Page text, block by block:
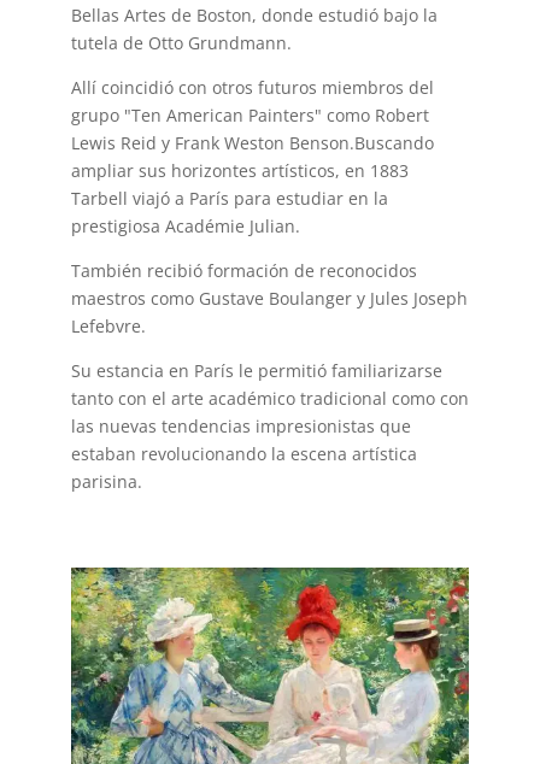
Bellas Artes de Boston, donde estudió bajo la
tutela de Otto Grundmann.
Allí coincidió con otros futuros miembros del
grupo "Ten American Painters" como Robert
Lewis Reid y Frank Weston Benson.Buscando
ampliar sus horizontes artísticos, en 1883
Tarbell viajó a París para estudiar en la
prestigiosa Académie Julian.
También recibió formación de reconocidos
maestros como Gustave Boulanger y Jules Joseph
Lefebvre.
Su estancia en París le permitió familiarizarse
tanto con el arte académico tradicional como con
las nuevas tendencias impresionistas que
estaban revolucionando la escena artística
parisina.